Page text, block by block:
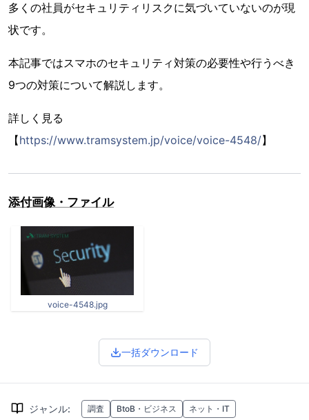
多くの社員がセキュリティリスクに気づいていないのが現
状です。
本記事ではスマホのセキュリティ対策の必要性や行うべき
9つの対策について解説します。
詳しく見る
【https://www.tramsystem.jp/voice/voice-4548/】
添付画像・ファイル
voice-4548.jpg
一括ダウンロード
ジャンル: 調査 BtoB・ビジネス ネット・IT